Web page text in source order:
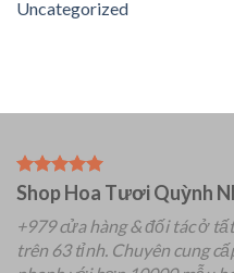
Uncategorized
Shop Hoa Tươi Quỳnh
+979 cửa hàng & đối tác ở
trên 63 tỉnh. Chuyên cung